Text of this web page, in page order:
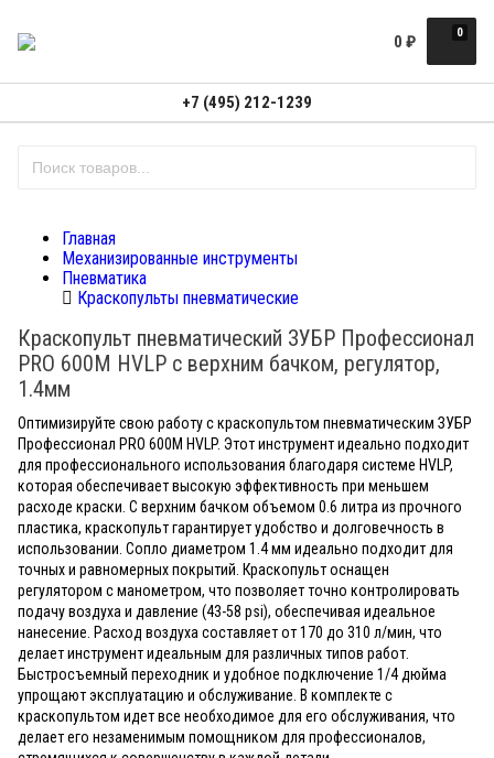
0
0 ₽
+7 (495) 212-1239
Главная
Механизированные инструменты
Пневматика
Краскопульты пневматические
Краскопульт пневматический ЗУБР Профессионал
PRO 600M HVLP c верхним бачком, регулятор,
1.4мм
Оптимизируйте свою работу с краскопультом пневматическим ЗУБР
Профессионал PRO 600M HVLP. Этот инструмент идеально подходит
для профессионального использования благодаря системе HVLP,
которая обеспечивает высокую эффективность при меньшем
расходе краски. С верхним бачком объемом 0.6 литра из прочного
пластика, краскопульт гарантирует удобство и долговечность в
использовании. Сопло диаметром 1.4 мм идеально подходит для
точных и равномерных покрытий. Краскопульт оснащен
регулятором с манометром, что позволяет точно контролировать
подачу воздуха и давление (43-58 psi), обеспечивая идеальное
нанесение. Расход воздуха составляет от 170 до 310 л/мин, что
делает инструмент идеальным для различных типов работ.
Быстросъемный переходник и удобное подключение 1/4 дюйма
упрощают эксплуатацию и обслуживание. В комплекте с
краскопультом идет все необходимое для его обслуживания, что
делает его незаменимым помощником для профессионалов,